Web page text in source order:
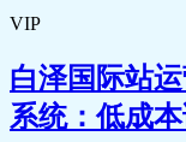
🎥 24_4
切入-5
🎥 25_5
增量市
VIP
白泽国际站
系统：低成